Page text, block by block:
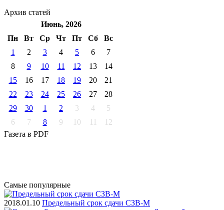
Архив статей
Июнь, 2026
Пн
Вт Ср Чт Пт Cб
Вс
1
2 3 4 5 6
7
8
9 10 11 12 13
14
15
16 17 18 19 20
21
22
23 24 25 26 27
28
29
30 1 2 3 4
5
6
7 8 9 10 11
12
Газета в PDF
Самые популярные
2018.01.10 Предельный срок сдачи СЗВ-М